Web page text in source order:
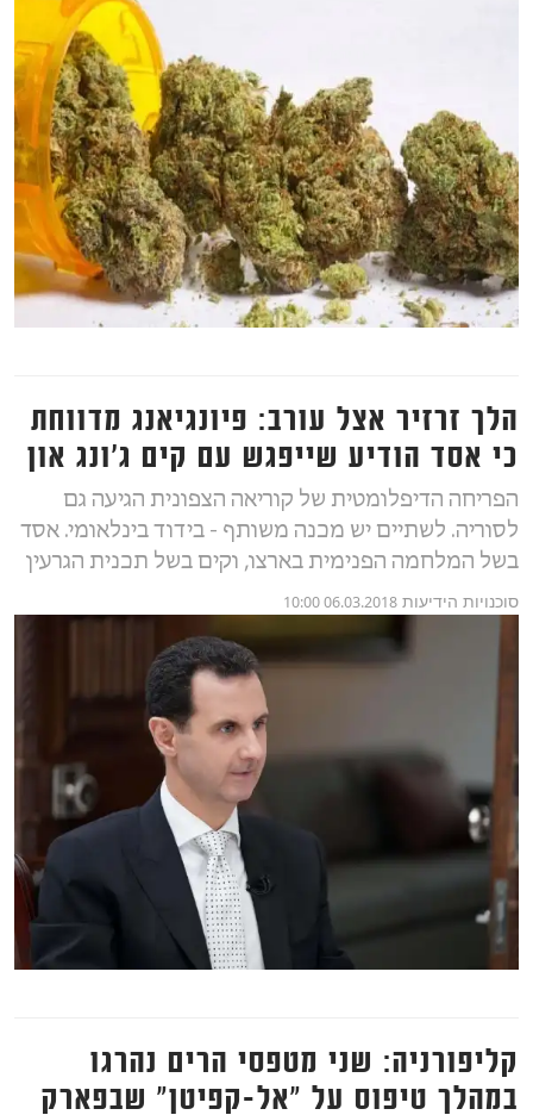
הלך זרזיר אצל עורב: פיונגיאנג מדווחת
כי אסד הודיע שייפגש עם קים ג'ונג און
הפריחה הדיפלומטית של קוריאה הצפונית הגיעה גם
לסוריה. לשתיים יש מכנה משותף - בידוד בינלאומי. אסד
בשל המלחמה הפנימית בארצו, וקים בשל תכנית הגרעין
סוכנויות הידיעות 06.03.2018 10:00
קליפורניה: שני מטפסי הרים נהרגו
במהלך טיפוס על "אל-קפיטן" שבפארק